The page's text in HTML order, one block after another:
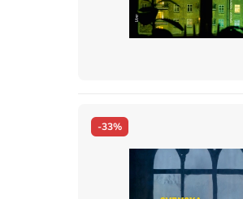
-33%